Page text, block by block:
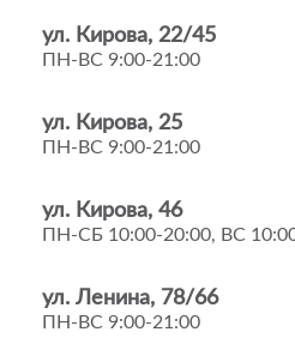
ул. Кирова, 22/45
ПН-ВС 9:00-21:00
ул. Кирова, 25
ПН-ВС 9:00-21:00
ул. Кирова, 46
ПН-СБ 10:00-20:00, ВС
ул. Ленина, 78/66
ПН-ВС 9:00-21:00